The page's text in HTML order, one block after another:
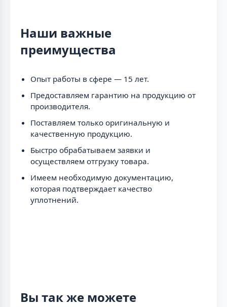
Наши важные
преимущества
Опыт работы в сфере — 15 лет.
Предоставляем гарантию на продукцию от
производителя.
Поставляем только оригинальную и
качественную продукцию.
Быстро обрабатываем заявки и
осуществляем отгрузку товара.
Имеем необходимую документацию,
которая подтверждает качество
уплотнений.
Вы так же можете